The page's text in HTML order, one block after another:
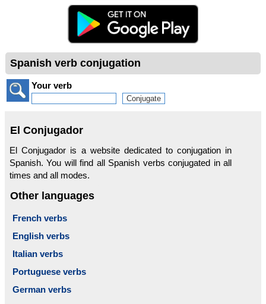
Spanish verb conjugation
Your verb
El Conjugador
El Conjugador is a website dedicated to conjugation in
Spanish. You will find all Spanish verbs conjugated in all
times and all modes.
Other languages
French verbs
English verbs
Italian verbs
Portuguese verbs
German verbs